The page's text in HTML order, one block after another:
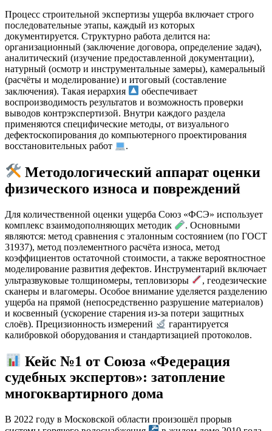
Процесс строительной экспертизы ущерба включает строго
последовательные этапы, каждый из которых
документируется. Структурно работа делится на:
организационный (заключение договора, определение задач),
аналитический (изучение предоставленной документации),
натурный (осмотр и инструментальные замеры), камеральный
(расчёты и моделирование) и итоговый (составление
заключения). Такая иерархия
обеспечивает
воспроизводимость результатов и возможность проверки
выводов контрэкспертизой. Внутри каждого раздела
применяются специфические методы, от визуального
дефектоскопирования до компьютерного проектирования
восстановительных работ
.
Методологический аппарат оценки
физического износа и повреждений
Для количественной оценки ущерба Союз «ФСЭ» использует
комплекс взаимодополняющих методик
. Основными
являются: метод сравнения с эталонным состоянием (по ГОСТ
31937), метод поэлементного расчёта износа, метод
коэффициентов остаточной стоимости, а также вероятностное
моделирование развития дефектов. Инструментарий включает
ультразвуковые толщиномеры, тепловизоры
, геодезические
сканеры и влагомеры. Особое внимание уделяется разделению
ущерба на прямой (непосредственно разрушение материалов)
и косвенный (ускорение старения из-за потери защитных
слоёв). Прецизионность измерений
гарантируется
калибровкой оборудования и стандартизацией протоколов.
Кейс №1 от Союза «Федерация
судебных экспертов»: затопление
многоквартирного дома
В 2022 году в Московской области произошёл прорыв